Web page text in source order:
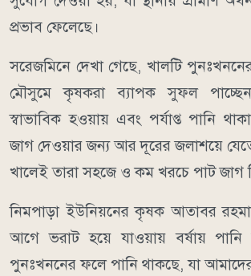
প্রভাব ফেলেছে।
সরেজমিনে দেখা গেছে, খালটি
মৌসুমে কৃষকরা ব্যাপক সুফল
স্বাভাবিক হওয়ায় এবং পর্যাপ্ত পানি
জাগ দেওয়ার জন্য আর দূরের জলাশয়ে যেতে
খালেই তারা সহজে ও কম খরচে পাট জাগ
নিমপাড়া ইউনিয়নের কৃষক আতাবর
আগে ভরাট হয়ে যাওয়ায় বর্ষায়
পুনঃখননের ফলে পানি থাকছে, যা